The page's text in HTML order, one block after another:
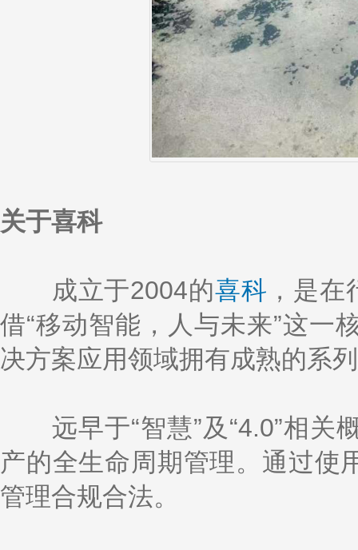
关于喜科
成立于2004的喜科 ，是
借“移动智能，人与未来”这一
决方案应用领域拥有成熟的系
远早于“智慧”及“4.0”相关
产的全生命周期管理。通过使
管理合规合法。